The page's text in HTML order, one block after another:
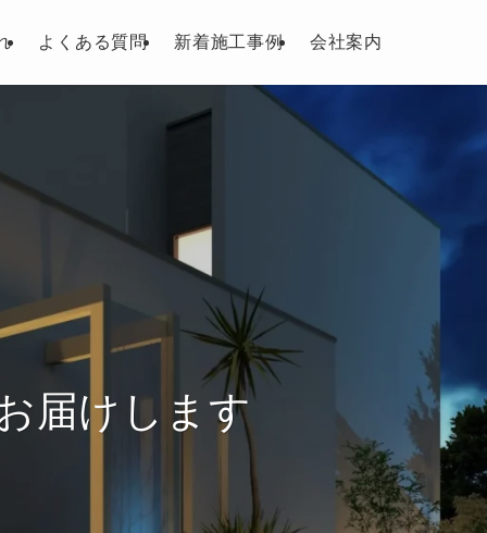
よくある質問 新着施工事例 会社案内
届けします